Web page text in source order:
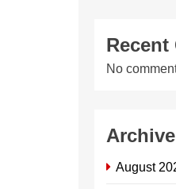
Recent
No
August